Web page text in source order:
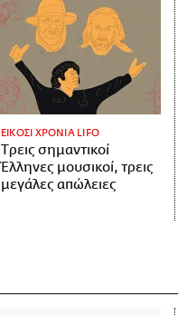
ΕΙΚΟΣΙ ΧΡΟΝΙΑ LIFO
Tρεις σημαντικοί
Έλληνες μουσικοί, τρεις
μεγάλες απώλειες